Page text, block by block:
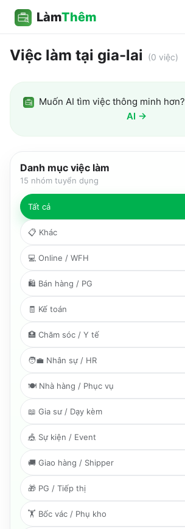
LàmThêm
Việc làm tại gia-lai (0 việc)
Muốn AI tìm việc thông minh hơn?
AI →
Danh mục việc làm
15 nhóm tuyển dụng
Tất cả
📋 Khác
💻 Online / WFH
🛍️ Bán hàng / PG
🧾 Kế toán
🏥 Chăm sóc / Y tế
🧑‍💼 Nhân sự / HR
🍽️ Nhà hàng / Phục vụ
📖 Gia sư / Dạy kèm
🎪 Sự kiện / Event
🚚 Giao hàng / Shipper
🎁 PG / Tiếp thị
🏋️ Bốc vác / Phụ kho